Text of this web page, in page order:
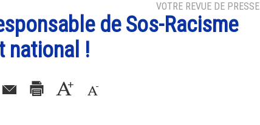
VOTRE REVUE DE PRESSE
de Sos-Racisme
national !